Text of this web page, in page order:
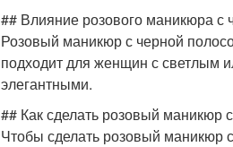
## Влияние розового маникюра
Розовый маникюр с черной
подходит для женщин с светлым
элегантными.
## Как сделать розовый маникюр
Чтобы сделать розовый маникюр